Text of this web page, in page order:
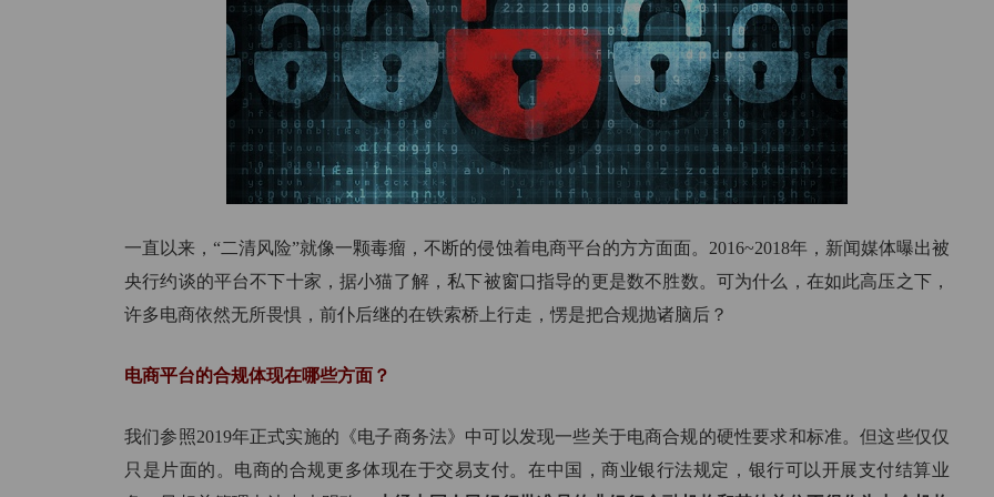
汽车后市场
用分账轻松管理汽车后市场
一行代码轻松校验企业信息
收款工具
支持各类收款硬件设备
荣誉证书
专利、安全证书、软著
一直以来，“二清风险”就像一颗毒瘤，不断的侵蚀着电商平台的方方面面。2016~2018年，新闻媒体曝出被
央行约谈的平台不下十家，据小猫了解，私下被窗口指导的更是数不胜数。可为什么，在如此高压之下，
许多电商依然无所畏惧，前仆后继的在铁索桥上行走，愣是把合规抛诸脑后？
电商平台的合规体现在哪些方面？
我们参照2019年正式实施的《电子商务法》中可以发现一些关于电商合规的硬性要求和标准。但这些仅仅
只是片面的。电商的合规更多体现在于交易支付。在中国，商业银行法规定，银行可以开展支付结算业